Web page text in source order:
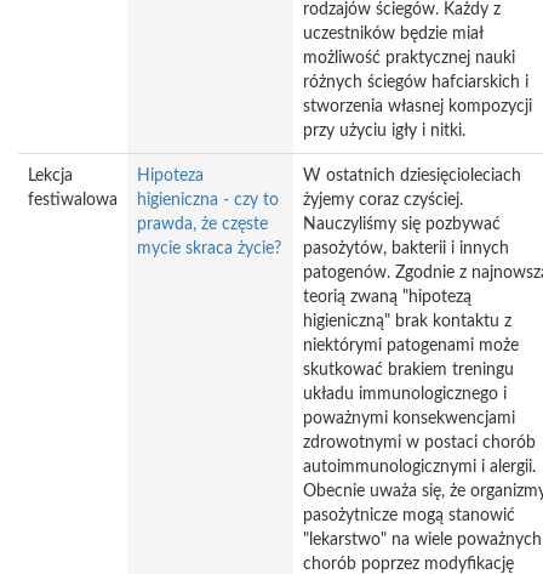
rodzajów ściegów. Każdy z
uczestników będzie miał
możliwość praktycznej nauki
różnych ściegów hafciarskich i
stworzenia własnej kompozycji
przy użyciu igły i nitki.
Lekcja
festiwalowa
Hipoteza
higieniczna - czy to
prawda, że częste
mycie skraca życie?
W ostatnich dziesięcioleciach
żyjemy coraz czyściej.
Nauczyliśmy się pozbywać
pasożytów, bakterii i innych
patogenów. Zgodnie z
teorią zwaną "hipotezą
higieniczną" brak kontaktu z
niektórymi patogenami może
skutkować brakiem treningu
układu immunologicznego i
poważnymi konsekwencjami
zdrowotnymi w postaci chorób
autoimmunologicznymi i alergii.
Obecnie uważa się, że
pasożytnicze mogą stanowić
"lekarstwo" na wiele poważnych
chorób poprzez modyfikację